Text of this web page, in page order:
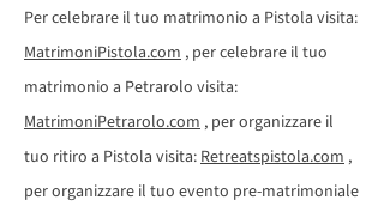
Per celebrare il tuo matrimonio a Pistola visita:
MatrimoniPistola.com , per celebrare il tuo
matrimonio a Petrarolo visita:
MatrimoniPetrarolo.com , per organizzare il
tuo ritiro a Pistola visita:Retreatspistola.com ,
per organizzare il tuo evento pre-matrimoniale